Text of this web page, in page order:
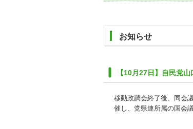
お知らせ
【10月27日】自民党
移動政調会終了後、同会
催し、党県連所属の国会